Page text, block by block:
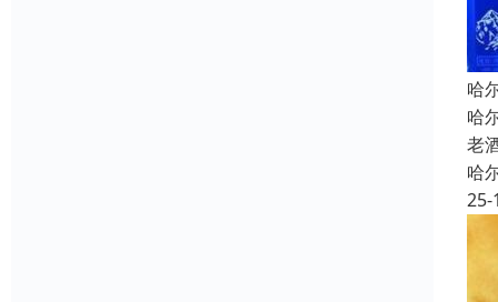
哈
哈
老
哈
25-